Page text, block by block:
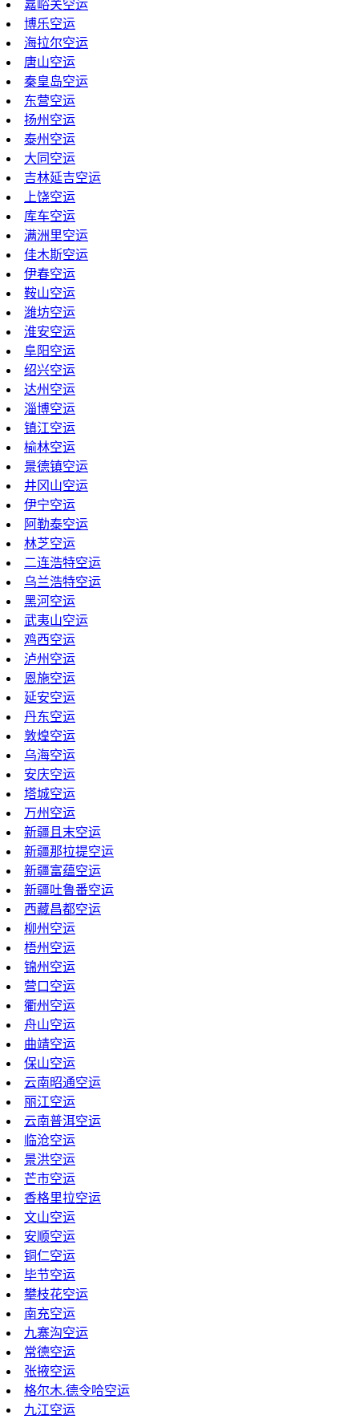
嘉峪关空运
博乐空运
海拉尔空运
唐山空运
秦皇岛空运
东营空运
扬州空运
泰州空运
大同空运
吉林延吉空运
上饶空运
库车空运
满洲里空运
佳木斯空运
伊春空运
鞍山空运
潍坊空运
淮安空运
阜阳空运
绍兴空运
达州空运
淄博空运
镇江空运
榆林空运
景德镇空运
井冈山空运
伊宁空运
阿勒泰空运
林芝空运
二连浩特空运
乌兰浩特空运
黑河空运
武夷山空运
鸡西空运
泸州空运
恩施空运
延安空运
丹东空运
敦煌空运
乌海空运
安庆空运
塔城空运
万州空运
新疆且末空运
新疆那拉提空运
新疆富蕴空运
新疆吐鲁番空运
西藏昌都空运
柳州空运
梧州空运
锦州空运
营口空运
衢州空运
舟山空运
曲靖空运
保山空运
云南昭通空运
丽江空运
云南普洱空运
临沧空运
景洪空运
芒市空运
香格里拉空运
文山空运
安顺空运
铜仁空运
毕节空运
攀枝花空运
南充空运
九寨沟空运
常德空运
张掖空运
格尔木.德令哈空运
九江空运